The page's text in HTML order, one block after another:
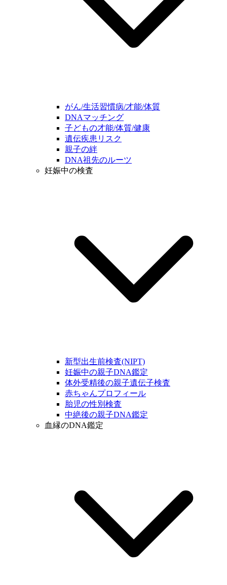
がん/生活習慣病/才能/体質
DNAマッチング
子どもの才能/体質/健康
遺伝疾患リスク
親子の絆
DNA祖先のルーツ
妊娠中の検査
新型出生前検査(NIPT)
妊娠中の親子DNA鑑定
体外受精後の親子遺伝子検査
赤ちゃんプロフィール
胎児の性別検査
中絶後の親子DNA鑑定
血縁のDNA鑑定